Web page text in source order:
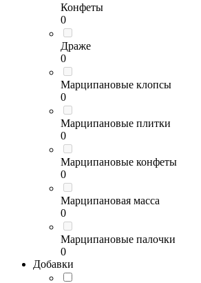
Конфеты
0
Драже
0
Марципановые клопсы
0
Марципановые плитки
0
Марципановые конфеты
0
Марципановая масса
0
Марципановые палочки
0
Добавки